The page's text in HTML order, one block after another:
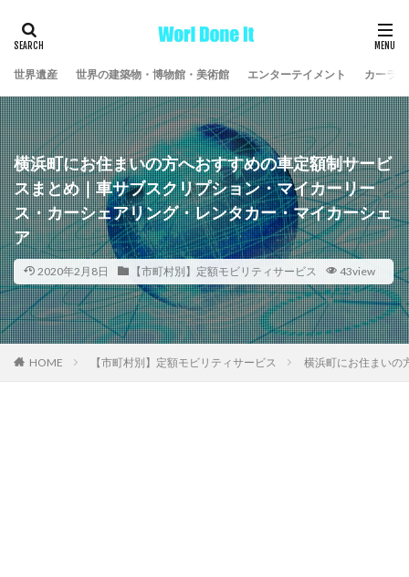
世界遺産 世界の建築物・博物館・美術館 エンターテイメント カーラ
横浜町にお住まいの方へおすすめの車定額制サービ
スまとめ｜車サブスクリプション・マイカーリー
ス・カーシェアリング・レンタカー・マイカーシェ
ア
2020年2月8日 【市町村別】定額モビリティサービス 43view
HOME 【市町村別】定額モビリティサービス 横浜町にお住まいの